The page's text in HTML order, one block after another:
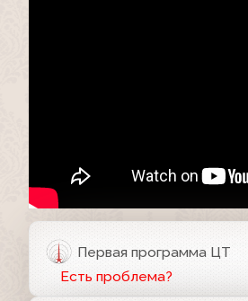
Первая программа ЦТ
Есть проблема?